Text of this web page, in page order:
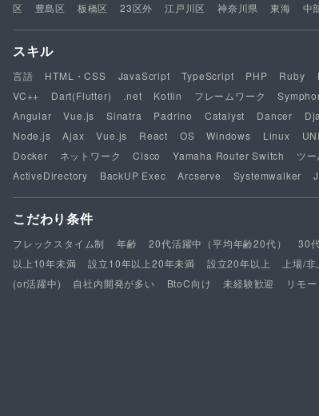
区
豊島区 板橋区 23区外 江戸川区 神奈川県 東海 中
スキル
言語 HTML・CSS JavaScript TypeScript PHP Ruby
VC++
Dart(Flutter) .net Kotlin フレームワーク
Angular
Vue.js Sinatra Padrino Catalyst Dancer
Node.js
Ajax Vue.js React OS Windows Linux
Docker
ネットワーク Cisco Yamaha Router Switch ツ
ActiveDirectory
BackUP Exec Arcserve Systemwalker
こだわり条件
フレックスタイム制 年齢 20代活躍中（平均年齢20代） 30
以上10年未満
設立10年以上20年未満 設立20年以上 上場/
(or活躍中)
自社内開発が多い BtoC向け 未経験歓迎 リモ